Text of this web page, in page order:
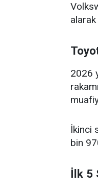
2026
İkinci
bin
İlk 5